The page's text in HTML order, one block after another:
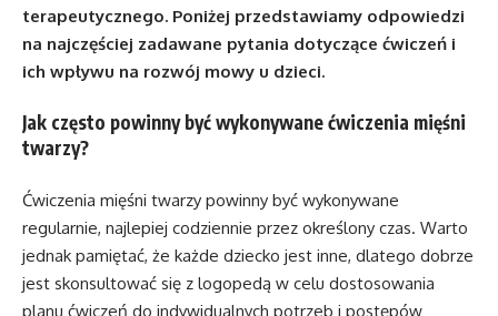
terapeutycznego. Poniżej przedstawiamy odpowiedzi
na najczęściej zadawane pytania dotyczące ćwiczeń i
ich wpływu na rozwój mowy u dzieci.
Jak często powinny być wykonywane ćwiczenia mięśni
twarzy?
Ćwiczenia mięśni twarzy powinny być wykonywane
regularnie, najlepiej codziennie przez określony czas. Warto
jednak pamiętać, że każde dziecko jest inne, dlatego dobrze
jest skonsultować się z logopedą w celu dostosowania
planu ćwiczeń do indywidualnych potrzeb i postępów